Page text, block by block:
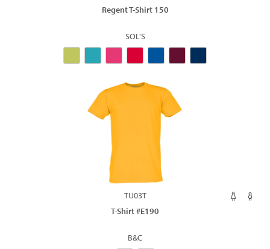
Regent T-Shirt 150
SOL'S
TU03T
T-Shirt #E190
B&C